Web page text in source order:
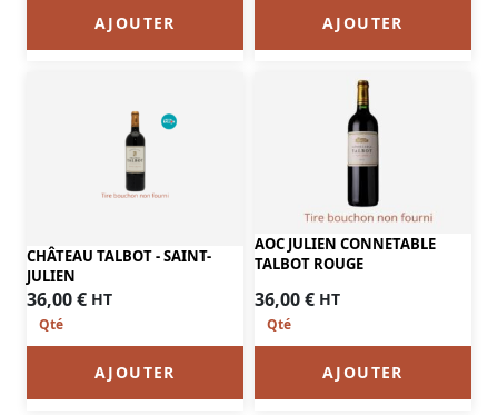
AJOUTER AJOUTER
CHÂTEAU TALBOT - SAINT-
JULIEN
36,00€ HT
AJOUTER
AOC JULIEN CONNETABLE
TALBOT ROUGE
36,00€ HT
AJOUTER